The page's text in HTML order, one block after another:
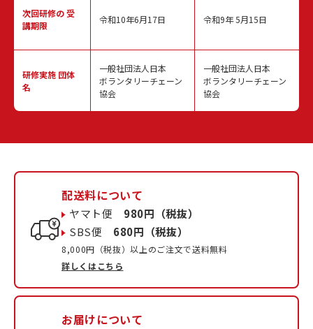
次回研修の受
講期限
研修実施 団体
名
令和10年6月17日
一般社団法人日本
ボランタリーチェーン
協会
令和9年 5月15日
一般社団法人日本
ボランタリーチェーン
協会
配送料について
ヤマト便 980円（税抜）
SBS便 680円（税抜）
8,000円（税抜）以上のご注文で送料無料
詳しくはこちら
お届けについて